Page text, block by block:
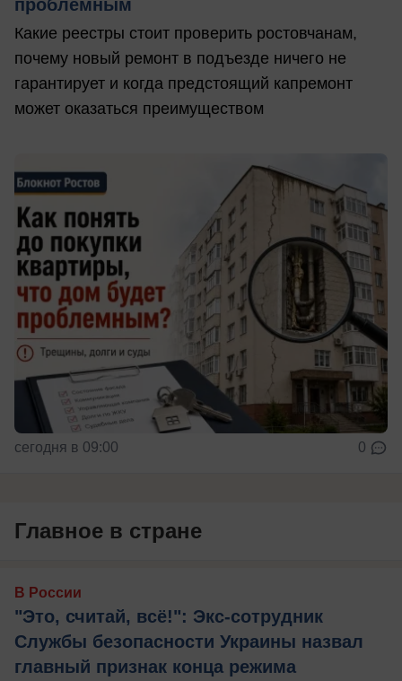
проблемным
Какие реестры стоит проверить ростовчанам,
почему новый ремонт в подъезде ничего не
гарантирует и когда предстоящий капремонт
может оказаться преимуществом
сегодня в 09:00 0
Главное в стране
В России
"Это, считай, всё!": Экс-сотрудник
Службы безопасности Украины назвал
главный признак конца режима